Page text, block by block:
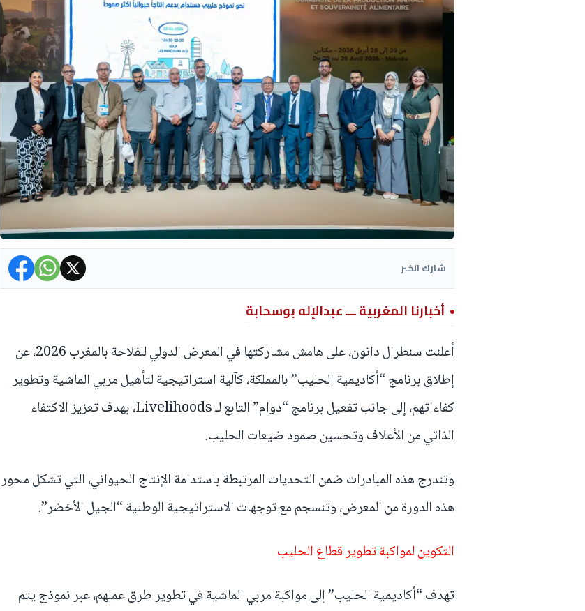
شارك الخبر
أخبارنا المغربية ـــ عبدالإله بوسحابة
أعلنت سنطرال دانون، على هامش مشاركتها في المعرض الدولي للفلاحة بالمغرب 2026، عن
إطلاق برنامج “أكاديمية الحليب” بالمملكة، كآلية استراتيجية لتأهيل مربي الماشية وتطوير
كفاءاتهم، إلى جانب تفعيل برنامج “دوام” التابع لـ Livelihoods، بهدف تعزيز الاكتفاء
الذاتي من الأعلاف وتحسين صمود ضيعات الحليب.
وتندرج هذه المبادرات ضمن التحديات المرتبطة باستدامة الإنتاج الحيواني، التي تشكل محور
هذه الدورة من المعرض، وتنسجم مع توجهات الاستراتيجية الوطنية “الجيل الأخضر”.
التكوين لمواكبة تطوير قطاع الحليب
تهدف “أكاديمية الحليب” إلى مواكبة مربي الماشية في تطوير طرق عملهم، عبر نموذج يتم